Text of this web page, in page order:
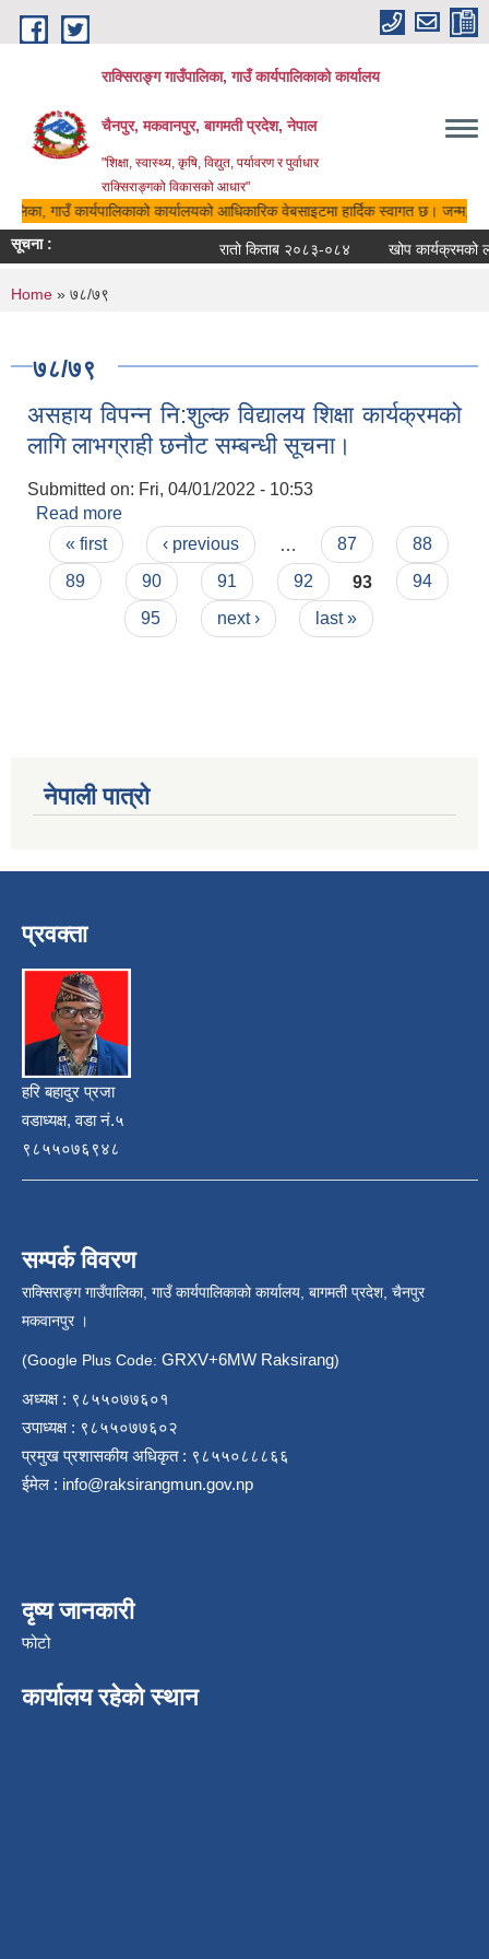
Skip to main content
राक्सिराङ्ग गाउँपालिका, गाउँ कार्यपालिकाको कार्यालय
चैनपुर, मकवानपुर, बागमती प्रदेश, नेपाल
"शिक्षा, स्वास्थ्य, कृषि, विद्युत, पर्यावरण र पुर्वाधार
राक्सिराङ्गको विकासको आधार"
गाउँ कार्यपालिकाको कार्यालयको आधिकारिक वेबसाइटमा हार्दिक स्वागत छ।
सूचना :
रातो किताब २०८३-०८४ खोप कार्यक्रमको
You are here
Home » ७८/७९
७८/७९
असहाय विपन्न नि:शुल्क विद्यालय शिक्षा कार्यक्रमको
लागि लाभग्राही छनौट सम्बन्धी सूचना।
Submitted on: Fri, 04/01/2022 - 10:53
Read more
लागि लाभग्राही छनौट सम्बन्धी सूचना।
Pages
« first ‹ previous 87
88
89
90 91 92 93
94
95
next › last »
नेपाली पात्रो
प्रवक्ता
हरि बहादुर प्रजा
वडाध्यक्ष, वडा नं.५
९८५५०७६९४८
सम्पर्क विवरण
राक्सिराङ्ग गाउँपालिका, गाउँ कार्यपालिकाको कार्यालय, बागमती प्रदेश, चैनपुर
मकवानपुर ।
(Google Plus Code: GRXV+6MW Raksirang)
अध्यक्ष : ९८५५०७७६०१
उपाध्यक्ष : ९८५५०७७६०२
प्रमुख प्रशासकीय अधिकृत : ९८५५०८८८६६
ईमेल : info@raksirangmun.gov.np
दृष्य जानकारी
फोटो
कार्यालय रहेको स्थान